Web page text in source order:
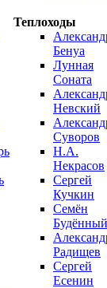
Теплоходы
Бенуа
Лунная
Соната
Невский
Суворов
Н.А.
Некрасов
Сергей
Кучкин
Семён
Будённый
Радищев
Сергей
Есенин